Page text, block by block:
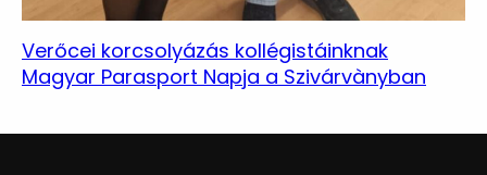
Verőcei korcsolyázás kollégistáinknak
Magyar Parasport Napja a Szivárvànyban